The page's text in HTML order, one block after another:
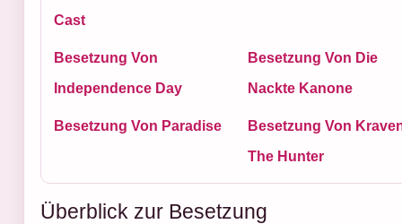
Cast
Besetzung Von
Independence Day
Besetzung Von Die
Nackte Kanone
Besetzung Von Paradise
Besetzung Von
The Hunter
Überblick zur Besetzung